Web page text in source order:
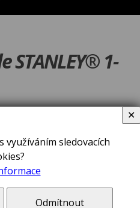
STANLEY® 1-
využíváním sledovacích
Odmítnout
✕